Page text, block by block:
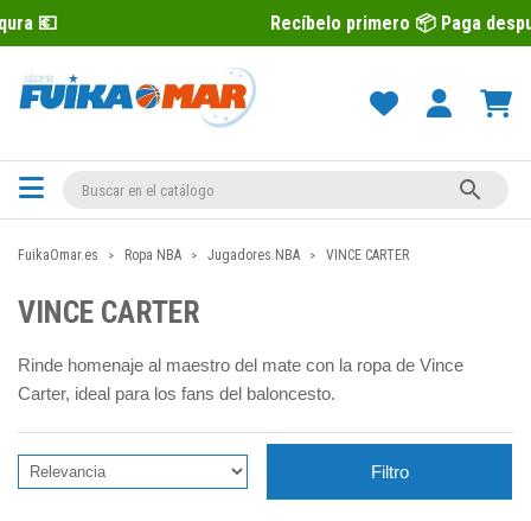
Recíbelo primero 📦 Paga después con

FuikaOmar.es Ropa NBA Jugadores NBA VINCE CARTER
VINCE CARTER
Rinde homenaje al maestro del mate con la ropa de Vince
Carter, ideal para los fans del baloncesto.
Filtro